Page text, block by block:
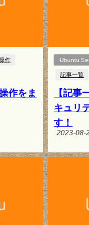
作
作をま
Ubuntu
記事一覧
【記事
キュリ
す！
2023-08-